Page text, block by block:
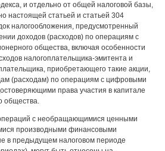
и отдельно от общей налоговой базы,
настоящей статьей и статьей 304
налогообложения, предусмотренный
доходов (расходов) по операциям с
общества, включая особенности
налогоплательщика-эмитента и
приобретающего такие акции,
(расходам) по операциям с цифровыми
права участия в капитале
общества.
с необращающимися ценными
производными финансовыми
в предыдущем налоговом периоде